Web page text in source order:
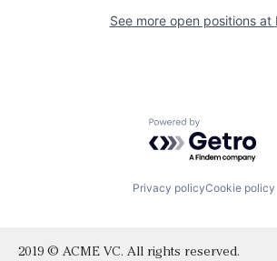
See more open positions at
Powered by
Privacy policyCookie policy
2019 © ACME VC. All rights reserved.